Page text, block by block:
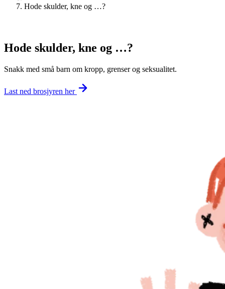
Hode skulder, kne og …?
Hode skulder, kne og …?
Snakk med små barn om kropp, grenser og seksualitet.
Last ned brosjyren her